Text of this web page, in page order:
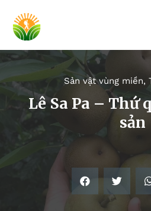
Sản vật vùng miền,
Lê Sa Pa – Thứ
sản